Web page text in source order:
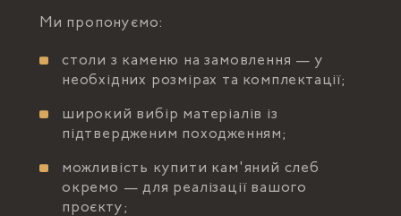
Ми пропонуємо:
столи з каменю на замовлення — у
необхідних розмірах та комплектації;
широкий вибір матеріалів із
підтвердженим походженням;
можливість купити кам'яний слеб
окремо — для реалізації вашого
проєкту;